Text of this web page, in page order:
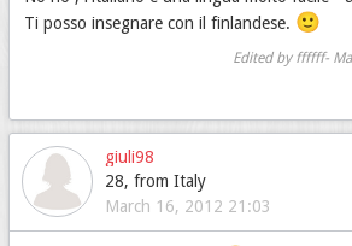
Ti posso insegnare con il finlandese. 🙂
Edited by ffffff-
giuli98
28, from Italy
March 16, 2012 21:03